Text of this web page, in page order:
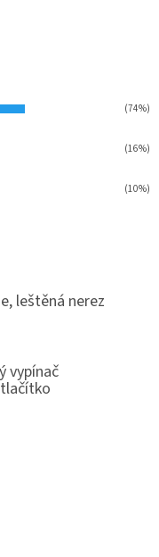
(74%)
(16%)
(10%)
leštěná nerez
vypínač